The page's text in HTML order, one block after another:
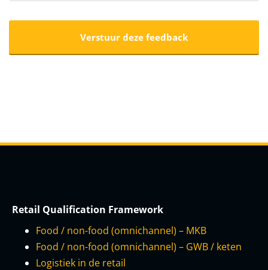
Retail Qualification Framework
Food / non-food (omnichannel) – MKB
Food / non-food (omnichannel) – GWB / keten
Logistiek in de retail